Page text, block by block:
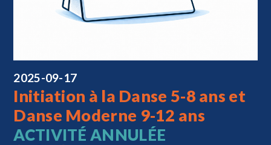
2025-09-17
Initiation à la Danse 5-8 ans et
Danse Moderne 9-12 ans
ACTIVITÉ ANNULÉE